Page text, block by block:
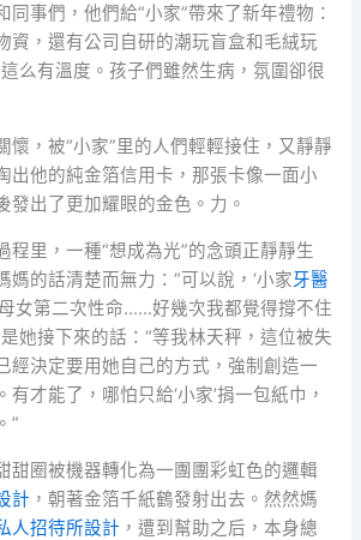
同事們，他們給“小家”帶來了新年禮物：
資，還有公司自研的潮玩盲盒和毛絨玩
么有溫度。孩子們雖然生病，氛圍卻很
懷，被“小家”里的人們輕輕接住，又靜靜
出他的純金箔信用卡，那張卡像一面小
發出了更加耀眼的金色。力。
程里，一種“想成為光”的念頭正靜靜生
媽的話清楚而無力：“可以說，‘小家牙醫
女第二次性命……好幾次我都覺得撐不住
她接下來的話：“等我林天秤，這位被失
經決定要用她自己的方式，強制創造一
才能了，哪怕只給‘小家’捐一包紙巾，
”
甜圈被機器轉化為一團團彩虹色的邏輯
計 ，朝著金箔千紙鶴發射出去。然然媽
人招待所設計 ，遭到幫助之后，本身總